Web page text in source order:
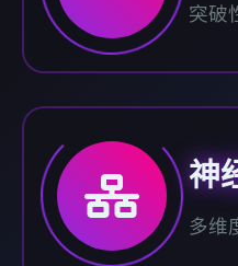
突破
神
多维